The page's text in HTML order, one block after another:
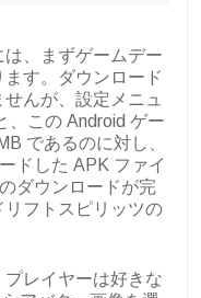
は、まずゲームデー
す。ダウンロード
んが、設定メニュ
、この Android ゲー
であるのに対し、
ドした APK ファイ
ダウンロードが完
フトスピリッツの
レイヤーは好きな